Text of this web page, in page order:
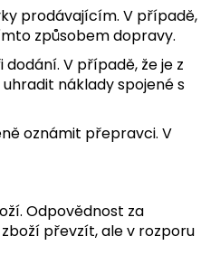
prodávajícím. V případě,
způsobem dopravy.
V případě, že je z
náklady spojené s
oznámit přepravci. V
Odpovědnost za
převzít, ale v rozporu